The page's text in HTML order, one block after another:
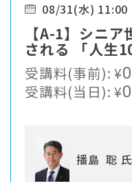
08/31(水) 11:00
【A-1】シニ
される 「人生
ディングカン
受講料(事前):¥0
受講料(当日):¥0
播島 聡 氏